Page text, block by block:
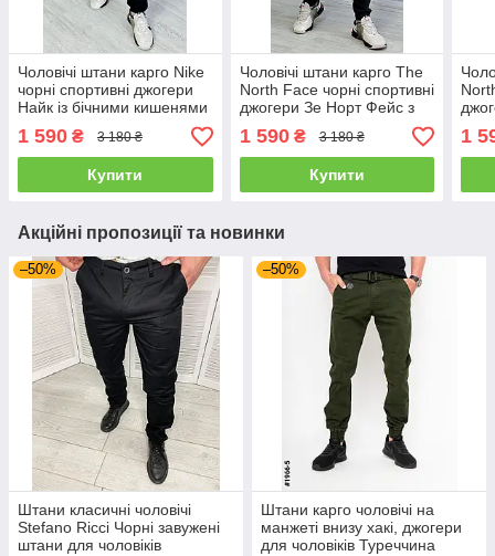
Чоловічі штани карго Nike
чорні спортивні джогери
Найк із бічними кишенями
1 590 ₴ 3 180 ₴
Купити
Чоловічі штани карго The
North Face чорні спортивні
джогери Зе Норт Фейс з
бічними кишенями
1 590₴ 3 180 ₴
Купити
1
Акційні пропозиції та новинки
–50%
Штани класичні чоловічі
Stefano Ricci Чорні завужені
штани для чоловіків
–50%
Штани карго чоловічі на
манжеті внизу хакі, джогери
для чоловіків Туреччина